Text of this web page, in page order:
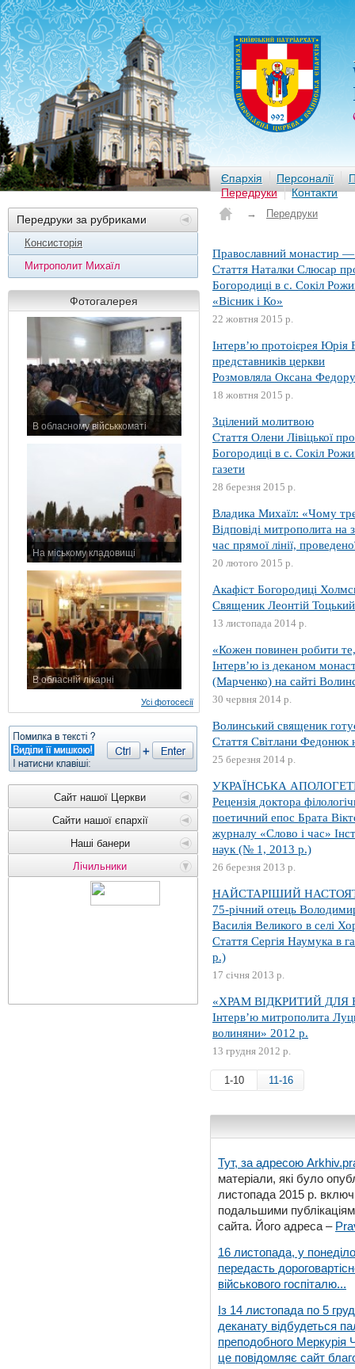
Єпархія Персоналії
Передруки
Контакти
Передруки за рубриками
Консисторія
Митрополит Михаїл
Фотогалерея
В обласному військкоматі
На міському кладовищі
В обласній лікарні
Усі фотосесії
Сайт нашої Церкви
Сайти нашої єпархії
Наші банери
Лічильники
→ Передруки
Православний монастир —
Стаття Наталки Слюсар
Богородиці в с. Сокіл
«Вісник і Ко»
22 жовтня 2015 р.
Інтерв’ю протоієрея
представників церкви
Розмовляла Оксана
18 жовтня 2015 р.
Зцілений молитвою
Стаття Олени Лівіцької
Богородиці в с. Сокіл
газети
28 березня 2015 р.
Владика Михаїл: «Чому
Відповіді митрополита на
час прямої лінії,
20 лютого 2015 р.
Акафіст Богородиці
Священик Леонтій Тоцький
13 листопада 2014 р.
«Кожен повинен робити
Інтерв’ю із деканом
(Марченко) на сайті
30 червня 2014 р.
Волинський священик
Стаття Світлани Федонюк
25 березня 2014 р.
УКРАЇНСЬКА
Рецензія доктора
поетичний епос Брата
журналу «Слово і час»
наук (№ 1, 2013 р.)
26 березня 2013 р.
НАЙСТАРІШИЙ
75-річний отець
Василія Великого в селі
Стаття Сергія Наумука в
р.)
17 січня 2013 р.
«ХРАМ ВІДКРИТИЙ ДЛЯ
Інтерв’ю митрополита
волиняни» 2012 р.
13 грудня 2012 р.
1-10 11-16
Тут, за адресою
матеріали, які було
листопада 2015 р.
подальшими
сайта. Його адреса –
16 листопада, у
передасть
військового госпіталю...
Із 14 листопада по 5
деканату відбудеться
преподобного Меркурія
це повідомляє сайт